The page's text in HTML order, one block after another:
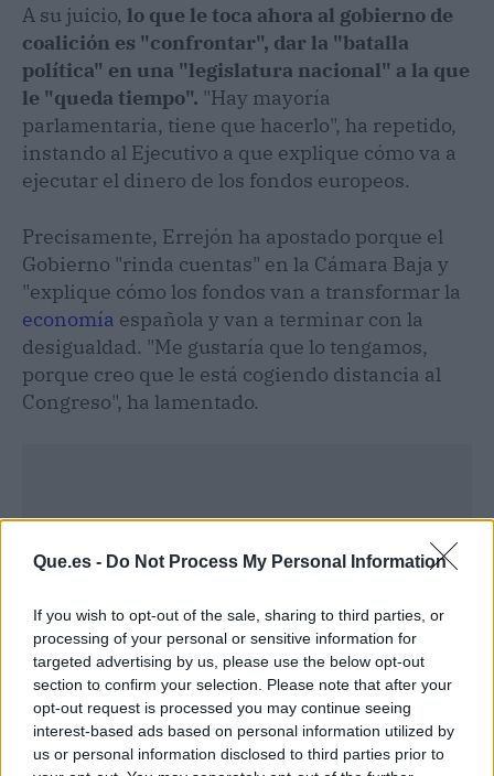
Que.es - Do Not Process My Personal Information
If you wish to opt-out of the sale, sharing to third parties, or
processing of your personal or sensitive information for
targeted advertising by us, please use the below opt-out
section to confirm your selection. Please note that after your
opt-out request is processed you may continue seeing
interest-based ads based on personal information utilized by
us or personal information disclosed to third parties prior to
A su juicio, lo que le toca ahora al gobierno de
coalición es "confrontar", dar la "batalla
política" en una "legislatura nacional" a la que
le "queda tiempo". "Hay mayoría
parlamentaria, tiene que hacerlo", ha repetido,
instando al Ejecutivo a que explique cómo va a
ejecutar el dinero de los fondos europeos.
Precisamente, Errejón ha apostado porque el
Gobierno "rinda cuentas" en la Cámara Baja y
"explique cómo los fondos van a transformar la
economía española y van a terminar con la
desigualdad. "Me gustaría que lo tengamos,
porque creo que le está cogiendo distancia al
Congreso", ha lamentado.